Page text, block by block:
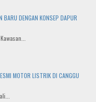
DENGAN KONSEP DAPUR
MOTOR LISTRIK DI CANGGU